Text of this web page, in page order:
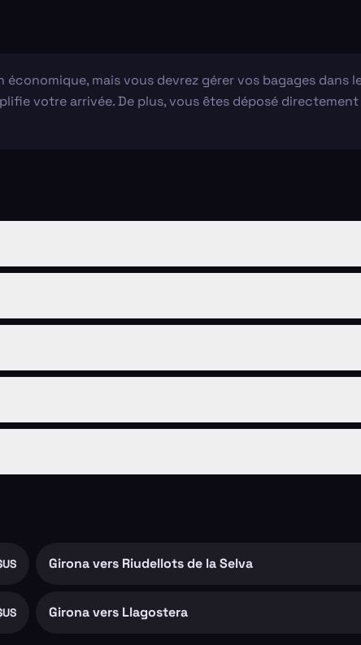
mais vous devrez gérer vos bagages dans
votre arrivée. De plus, vous êtes déposé
Girona vers Riudellots de la Selva
Girona vers Llagostera